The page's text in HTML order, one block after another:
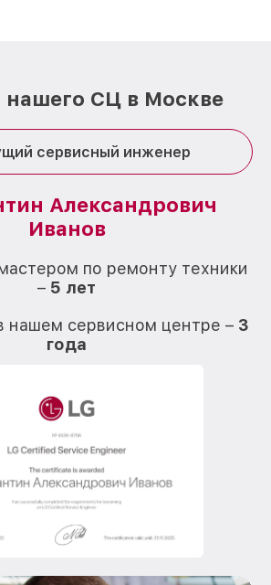
нашего СЦ в Москве
сервисный инженер
Александрович
Иванов
по ремонту техники
– 5 лет
нашем сервисном центре – 3
года